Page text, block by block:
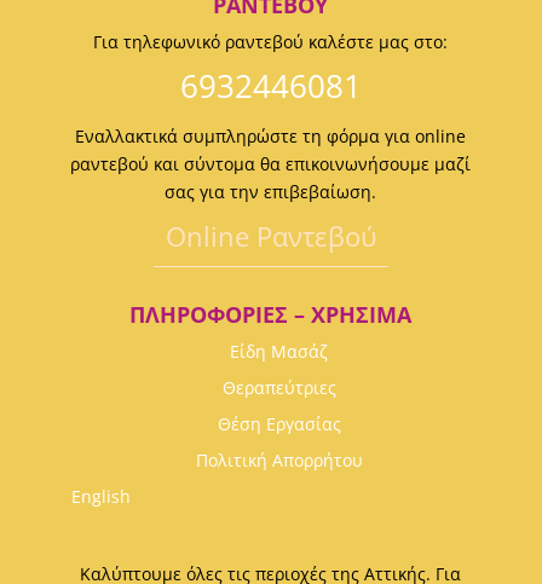
Για τηλεφωνικό ραντεβού καλέστε μας στο:
6932446081
Εναλλακτικά συμπληρώστε τη φόρμα για online
ραντεβού και σύντομα θα επικοινωνήσουμε μαζί
σας για την επιβεβαίωση.
Οnline Ραντεβού
ΠΛΗΡΟΦΟΡΊΕΣ – ΧΡΉΣΙΜΑ
Είδη Μασάζ
Θεραπεύτριες
Θέση Εργασίας
Πολιτική Απορρήτου
English
Καλύπτουμε όλες τις περιοχές της Αττικής. Για